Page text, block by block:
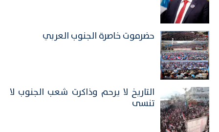
حضرموت خاصرة الجنوب العربي
التاريخ لا يرحم وذاكرت شعب الجنوب لا
تنسى